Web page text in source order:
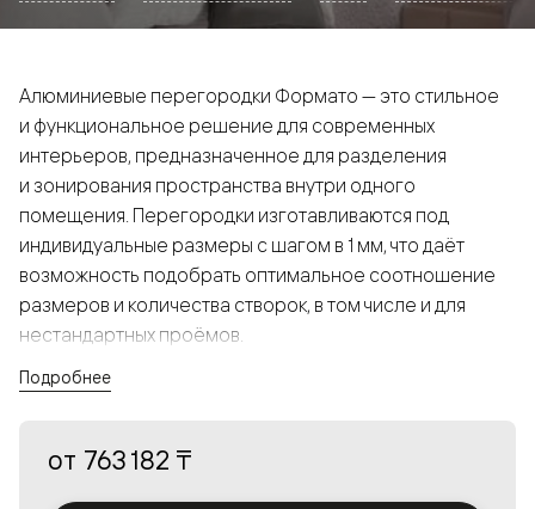
Алюминиевые перегородки Формато — это стильное
и функциональное решение для современных
интерьеров, предназначенное для разделения
и зонирования пространства внутри одного
помещения. Перегородки изготавливаются под
индивидуальные размеры с шагом в 1 мм, что даёт
возможность подобрать оптимальное соотношение
размеров и количества створок, в том числе и для
нестандартных проёмов.
а большой выбор вставок из стекла с различными
Подробнее
от 763 182 ₸